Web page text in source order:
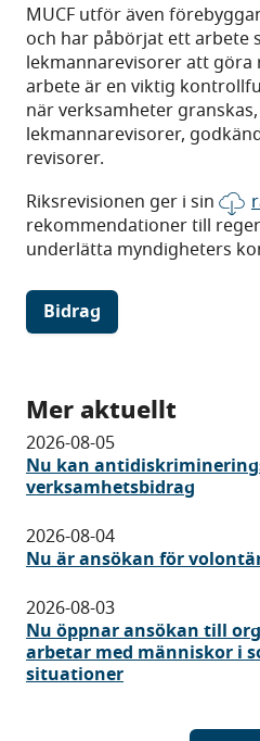
MUCF utför även
och har påbörjat ett arbete
lekmannarevisorer att göra
arbete är en viktig
när verksamheter
lekmannarevisorer,
revisorer.
Riksrevisionen ger i sin
rekommendationer till
underlätta myndigheters
Bidrag
Mer aktuellt
2026-08-05
Nu kan
verksamhetsbidrag
2026-08-04
Nu är ansökan för
2026-08-03
Nu öppnar ansökan till
arbetar med människor i
situationer